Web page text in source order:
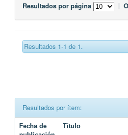
Resultados por página |
Resultados 1-1 de 1.
Resultados por ítem:
Fecha de
Título